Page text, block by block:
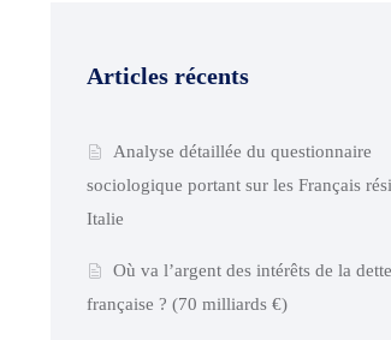
Articles récents
Analyse détaillée du questionnaire
sociologique portant sur les Français
Italie
Où va l’argent des intérêts de la dette
française ? (70 milliards €)